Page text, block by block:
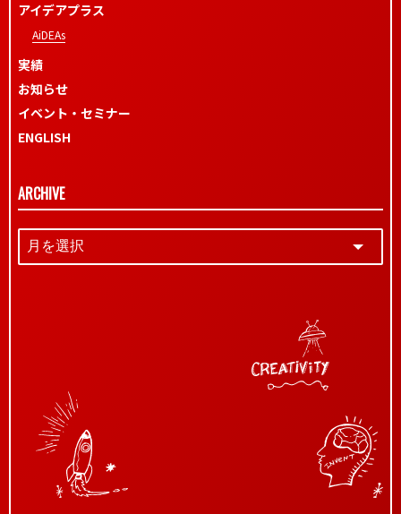
アイデアプラス
AiDEAs
実績
お知らせ
イベント・セミナー
ENGLISH
ARCHIVE